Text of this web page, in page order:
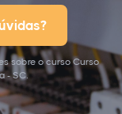
sobre o curso Curso
- SC.